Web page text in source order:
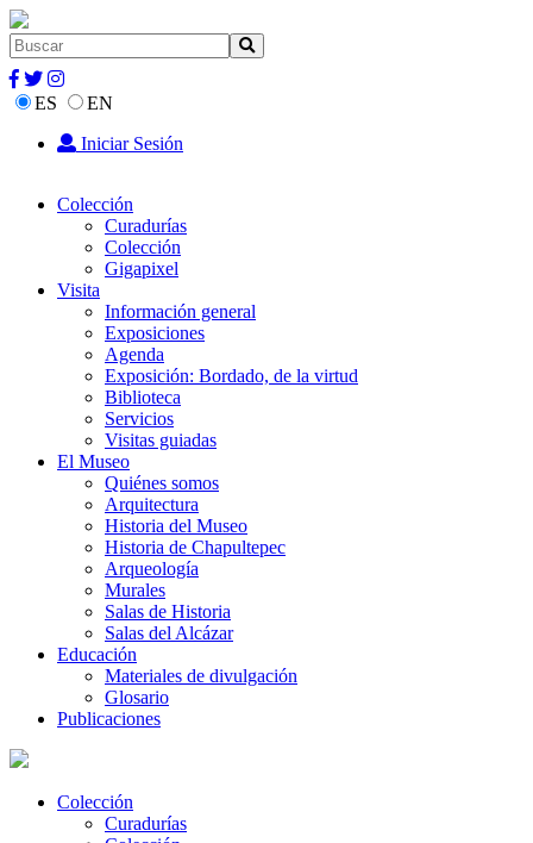
ES
EN
Iniciar Sesión
Colección
Curadurías
Colección
Gigapixel
Visita
Información general
Exposiciones
Agenda
Exposición: Bordado, de la virtud
Biblioteca
Servicios
Visitas guiadas
El Museo
Quiénes somos
Arquitectura
Historia del Museo
Historia de Chapultepec
Arqueología
Murales
Salas de Historia
Salas del Alcázar
Educación
Materiales de divulgación
Glosario
Publicaciones
Colección
Curadurías